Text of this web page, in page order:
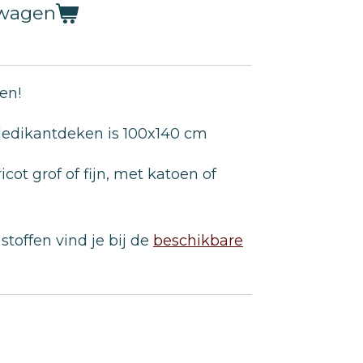
is 100x140 cm
grof of fijn, met katoen of
vind je bij de beschikbare